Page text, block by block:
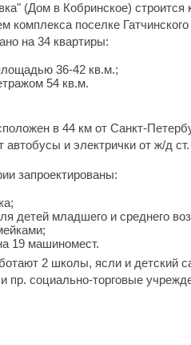
(Дом в Кобринское) строится
комплекса поселке
на 34 квартиры:
36-42 кв.м.;
54 кв.м.
в 44 км от Санкт-
автобусы и электрички от ж/д
запроектированы:
детей младшего и среднего
19 машиномест.
2 школы, ясли и детский
пр. социально-торговые